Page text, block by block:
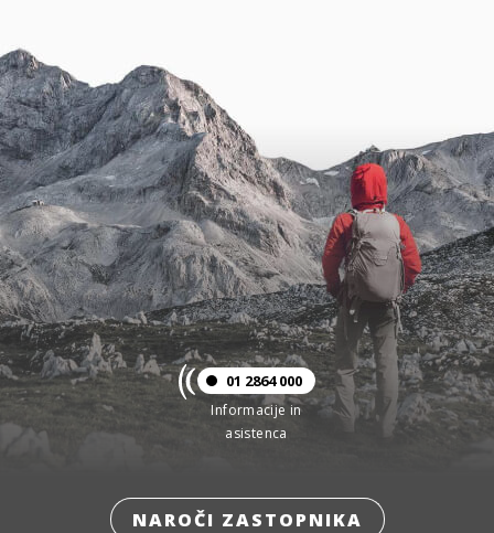
01 2864 000
Informacije in
asistenca
NAROČI ZASTOPNIKA